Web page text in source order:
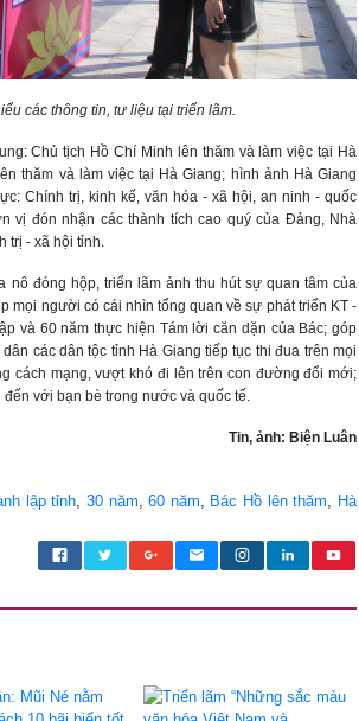
các thông tin, tư liệu tại triển lãm.
Chủ tịch Hồ Chí Minh lên thăm và làm việc tại Hà
thăm và làm việc tại Hà Giang; hình ảnh Hà Giang
Chính trị, kinh kế, văn hóa - xã hội, an ninh - quốc
vị đón nhận các thành tích cao quý của Đảng, Nhà
trị - xã hội tỉnh.
nô đóng hộp, triển lãm ảnh thu hút sự quan tâm của
mọi người có cái nhìn tổng quan về sự phát triển KT -
và 60 năm thực hiện Tám lời căn dặn của Bác; góp
các dân tộc tỉnh Hà Giang tiếp tục thi đua trên mọi
cách mạng, vượt khó đi lên trên con đường đổi mới;
với bạn bè trong nước và quốc tế.
Tin, ảnh: Biện Luân
lập tỉnh, 30 năm,60 năm, Bác Hồ lên thăm, Hà